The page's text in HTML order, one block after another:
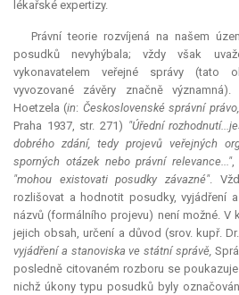
lékařské expertizy.
Právní teorie rozvíjená na našem
posudků nevyhýbala; vždy však
vykonavatelem veřejné správy (tato
vyvozované závěry značně
Hoetzela (in: Československé správní
Praha 1937, str. 271) "Úřední
dobrého zdání, tedy projevů veřejných
sporných otázek nebo právní relevance...",
"mohou existovati posudky závazné".
rozlišovat a hodnotit posudky, vyjádření
názvů (formálního projevu) není možné. V
jejich obsah, určení a důvod (srov. kupř.Dr.
vyjádření a stanoviska ve státní správě,
posledně citovaném rozboru se
nichž úkony typu posudků byly